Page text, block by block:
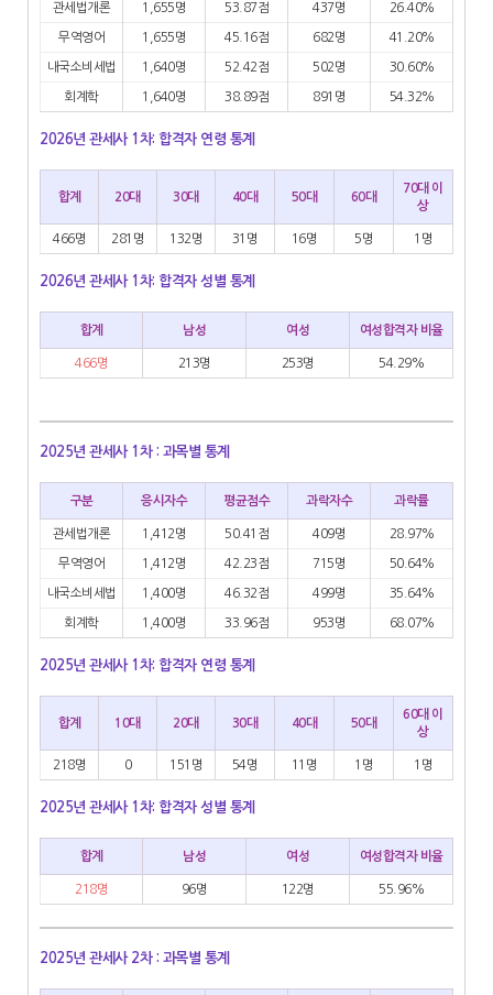
관세법개론 1,655명 53.87점 437명 26.40%
무역영어 1,655명 45.16점 682명 41.20%
내국소비세법 1,640명 52.42점 502명 30.60%
회계학 1,640명 38.89점 891명 54.32%
2026년 관세사 1차: 합격자 연령 통계
합계 20대 30대 40대 50대 60대
70대 이
상
466명 281명 132명 31명 16명 5명 1명
2026년 관세사 1차: 합격자 성별 통계
합계 남성 여성 여성합격자 비율
466명 213명 253명 54.29%
2025년 관세사 1차 : 과목별 통계
구분 응시자수 평균점수 과락자수 과락률
관세법개론 1,412명 50.41점 409명 28.97%
무역영어 1,412명 42.23점 715명 50.64%
내국소비세법 1,400명 46.32점 499명 35.64%
회계학 1,400명 33.96점 953명 68.07%
2025년 관세사 1차: 합격자 연령 통계
합계 10대 20대 30대 40대 50대
60대 이
상
218명 0 151명 54명 11명 1명 1명
2025년 관세사 1차: 합격자 성별 통계
합계 남성 여성 여성합격자 비율
218명 96명 122명 55.96%
2025년 관세사 2차 : 과목별 통계